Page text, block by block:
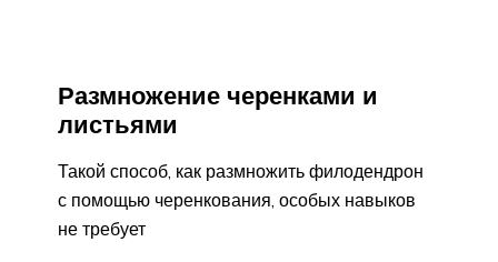
Размножение черенками и
листьями
Такой способ, как размножить филодендрон
с помощью черенкования, особых навыков
не требует